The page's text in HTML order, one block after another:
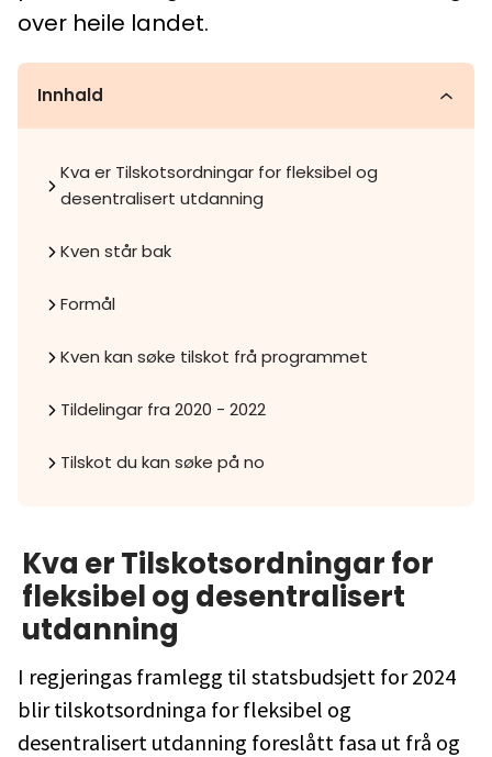
over heile landet.
Innhald
Kva er Tilskotsordningar for fleksibel og
desentralisert utdanning
Kven står bak
Formål
Kven kan søke tilskot frå programmet
Tildelingar fra 2020 - 2022
Tilskot du kan søke på no
Kva erTilskotsordningar for
fleksibel og desentralisert
utdanning
I regjeringas framlegg til statsbudsjett for 2024
blir tilskotsordninga for fleksibel og
desentralisert utdanning foreslått fasa ut frå og